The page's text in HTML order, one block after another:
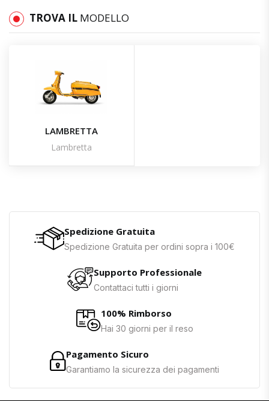
TROVA IL MODELLO
LAMBRETTA
Lambretta
Spedizione Gratuita
Spedizione Gratuita per ordini sopra i 100€
Supporto Professionale
Contattaci tutti i giorni
100% Rimborso
Hai 30 giorni per il reso
Pagamento Sicuro
Garantiamo la sicurezza dei pagamenti